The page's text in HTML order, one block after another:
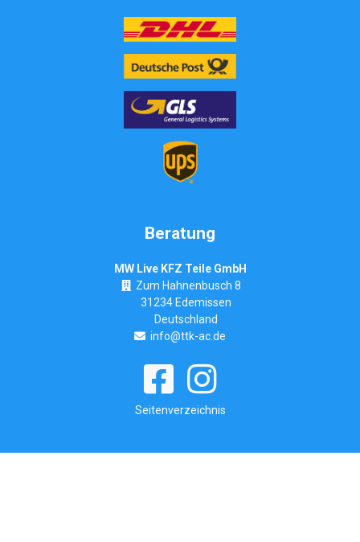
Beratung
MW Live KFZ Teile GmbH
Zum Hahnenbusch 8
31234 Edemissen
Deutschland
info@ttk-ac.de
Seitenverzeichnis